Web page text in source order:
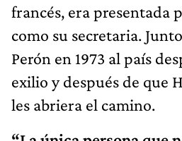
francés, era presentada
como su secretaria.
Perón en 1973 al país
exilio y después de que
les abriera el camino.